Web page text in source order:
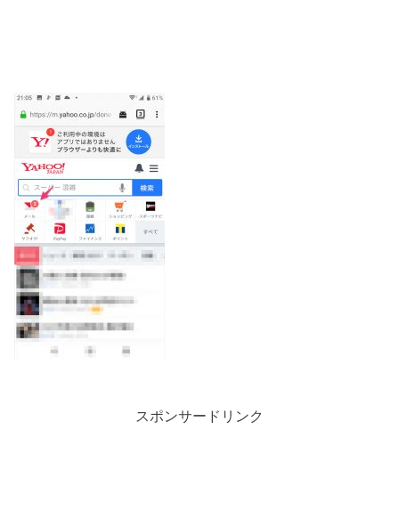
スポンサードリンク